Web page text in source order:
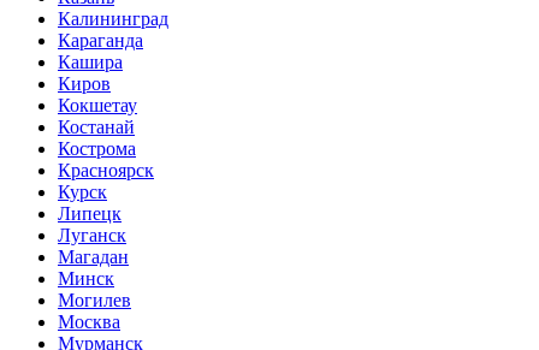
Калининград
Караганда
Кашира
Киров
Кокшетау
Костанай
Кострома
Красноярск
Курск
Липецк
Луганск
Магадан
Минск
Могилев
Москва
Мурманск